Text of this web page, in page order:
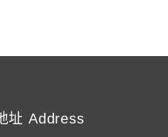
址 Address